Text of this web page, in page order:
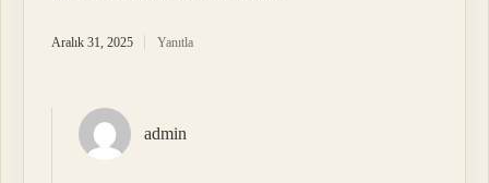
Aralık 31, 2025 Yanıtla
admin